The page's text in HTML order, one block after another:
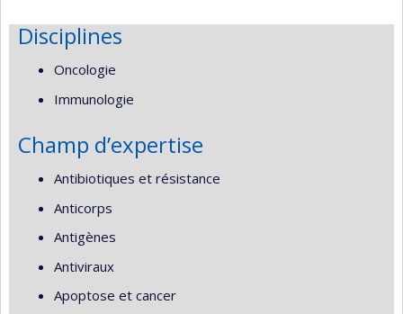
Disciplines
Oncologie
Immunologie
Champ d’expertise
Antibiotiques et résistance
Anticorps
Antigènes
Antiviraux
Apoptose et cancer